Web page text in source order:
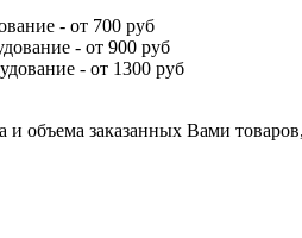
- от 700 руб
- от 900 руб
- от 1300 руб
и объема заказанных Вами